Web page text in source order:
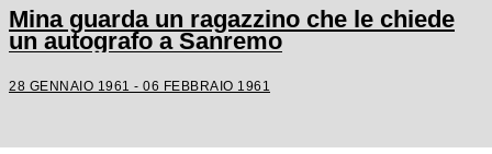
Mina guarda un ragazzino che le chiede
un autografo a Sanremo
28 GENNAIO 1961 - 06 FEBBRAIO 1961